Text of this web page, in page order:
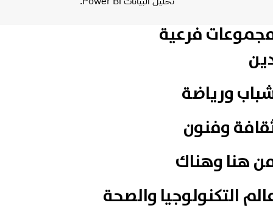
فرعية
ورياضة
وفنون
هنا وهناك
التكنولوجيا والصحة